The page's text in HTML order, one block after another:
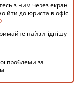
з ним через екран
йти до юриста в офіс
найвигіднішу
проблеми за